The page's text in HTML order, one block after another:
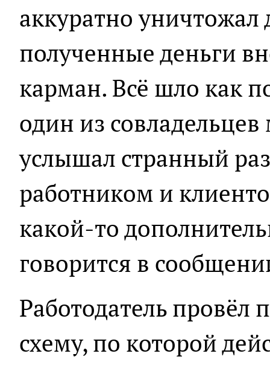
аккуратно
полученные деньги
карман. Всё шло как
один из
услышал странный
работником и
какой-то
говорится в
Работодатель провёл
схему, по которой